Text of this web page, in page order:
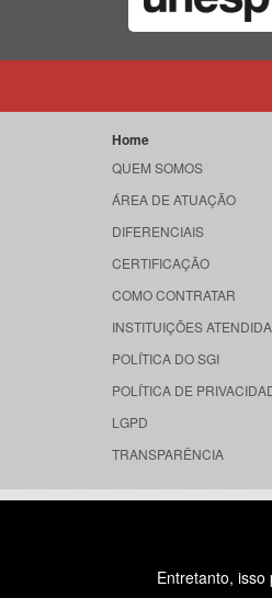
Home
QUEM SOMOS
ÁREA DE ATUAÇÃO
DIFERENCIAIS
CERTIFICAÇÃO
COMO CONTRATAR
INSTITUIÇÕES
POLÍTICA DO SGI
POLÍTICA DE
LGPD
TRANSPARÊNCIA
Entretanto,